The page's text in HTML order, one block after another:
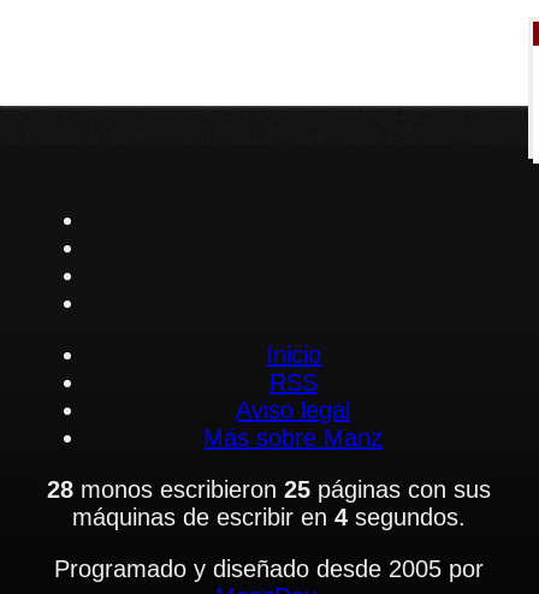
Inicio
RSS
Aviso legal
Más sobre Manz
28 monos escribieron25 páginas con sus
máquinas de escribir en4 segundos.
Programado y diseñado desde 2005 por